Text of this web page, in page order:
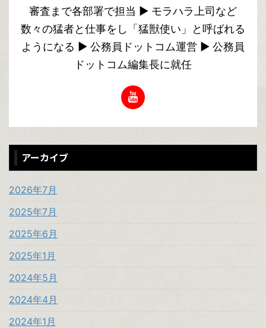
審査まで各部署で担当 ▶︎ モラハラ上司など
数々の猛者と仕事をし「猛獣使い」と呼ばれる
ようになる ▶︎ 公務員ドットコム運営 ▶︎ 公務員
ドットコム編集長に就任
アーカイブ
2026年7月
2025年7月
2025年6月
2025年1月
2024年5月
2024年4月
2024年1月